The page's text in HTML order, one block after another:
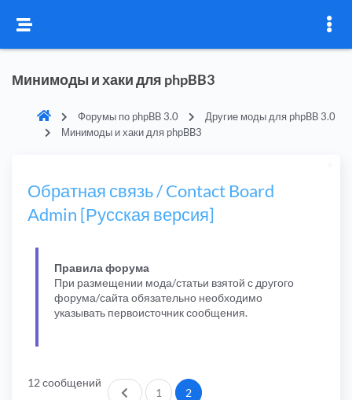
Минимоды и хаки для phpBB3
Форумы по phpBB 3.0
Другие моды для phpBB 3.0
Минимоды и хаки для phpBB3
Обратная связь / Contact Board
Admin [Русская версия]
Правила форума
При размещении мода/статьи взятой с другого
форума/сайта обязательно необходимо
указывать первоисточник сообщения.
12 сообщений
Пред.1 2